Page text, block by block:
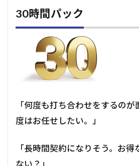
30時間パック
「何度も打ち合わせをするの
度はお任せしたい。」
「長時間契約になりそう。お
ない？」